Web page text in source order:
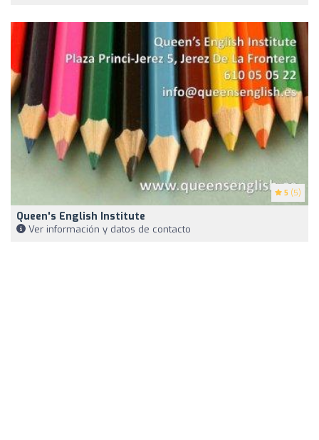
5 (5)
Queen's English Institute
Ver información y datos de contacto